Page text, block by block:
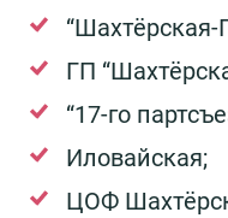
“Шахтёрская-
ГП
“17-го
Иловайская;
ЦОФ